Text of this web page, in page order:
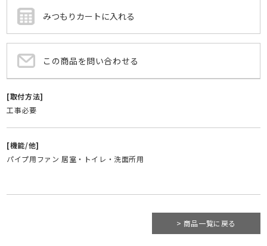
この商品を問い合わせる
[取付方法]
工事必要
[機能/他]
パイプ用ファン 居室・トイレ・洗面所用
> 商品一覧に戻る